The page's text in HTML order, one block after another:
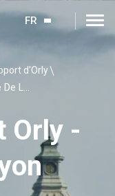
FR
d'Orly
Taxi Aéroport Orly - Gare De Lyon
Orly -